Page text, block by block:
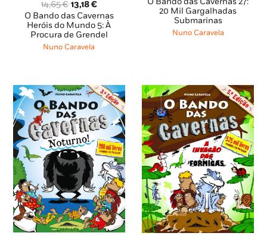
14,65€ O
preço
original
era:
14,65 €.
13,18€O
preço
atual
é:
O Bando das Cavernas
Heróis do Mundo 5: À
Procura de Grendel
Nuno Caravela
original
era:
12,85 €.
atual
20 Mil Gargalhadas
Submarinas
Nuno Caravela